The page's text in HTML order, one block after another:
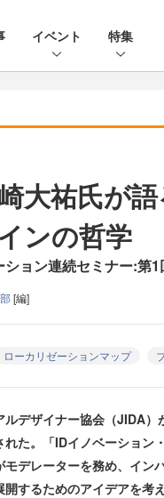
イベント 特集
大祐氏が語
ンの哲学
ョン連続セミナー:第1
[編]
ローカリゼーションマップ
デザイナー協会（JIDA）
た。「IDイノベーション
デレーターを務め、イン
するためのアイデアを考